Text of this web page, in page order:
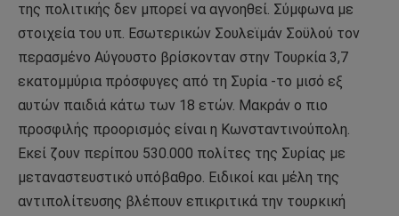
της πολιτικής δεν μπορεί να αγνοηθεί. Σύμφωνα με
στοιχεία του υπ. Εσωτερικών Σουλεϊμάν Σοϋλού τον
περασμένο Αύγουστο βρίσκονταν στην Τουρκία 3,7
εκατομμύρια πρόσφυγες από τη Συρία -το μισό εξ
αυτών παιδιά κάτω των 18 ετών. Μακράν ο πιο
προσφιλής προορισμός είναι η Κωνσταντινούπολη.
Εκεί ζουν περίπου 530.000 πολίτες της Συρίας με
μεταναστευστικό υπόβαθρο. Ειδικοί και μέλη της
αντιπολίτευσης βλέπουν επικριτικά την τουρκική